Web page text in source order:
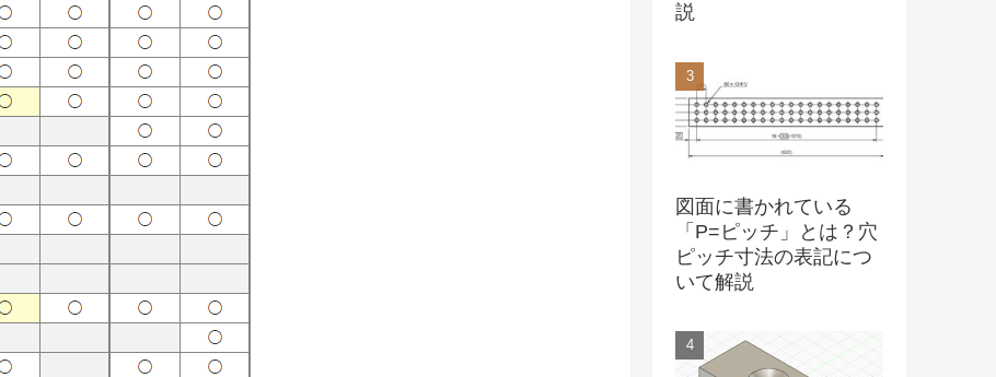
説
図面に書かれている
「P=ピッチ」とは？穴
ピッチ寸法の表記につ
いて解説